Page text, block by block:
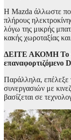
Η Mazda άλλωστε
πλήρους
λόγω της μικρής
κακής χωροταξίας
ΔΕΙΤΕ ΑΚΟΜΗ Το
επαναφορτιζόμενο
Παράλληλα, επέλεξε
συνεργασιών με
βασίζεται σε